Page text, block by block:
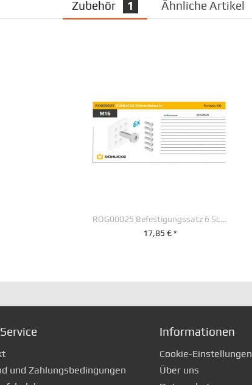
Zubehör 1 Ähnliche Artikel
ROG00025 Befestigungssatz 6 Schrauben M 16 x 55 mm
17,85 € *
und Zahlungsbedingungen
Informationen
Cookie-Einstellungen
Über uns